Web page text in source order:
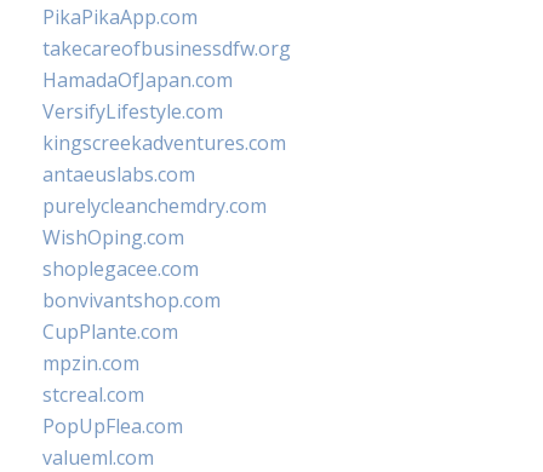
PikaPikaApp.com
takecareofbusinessdfw.org
HamadaOfJapan.com
VersifyLifestyle.com
kingscreekadventures.com
antaeuslabs.com
purelycleanchemdry.com
WishOping.com
shoplegacee.com
bonvivantshop.com
CupPlante.com
mpzin.com
stcreal.com
PopUpFlea.com
valueml.com